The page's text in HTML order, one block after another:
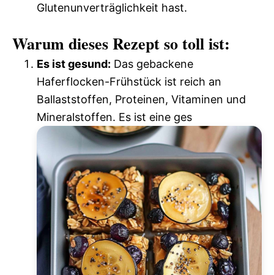
Glutenunverträglichkeit hast.
Warum dieses Rezept so toll ist:
Es ist gesund: Das gebackene
Haferflocken-Frühstück ist reich an
Ballaststoffen, Proteinen, Vitaminen und
Mineralstoffen. Es ist eine ges